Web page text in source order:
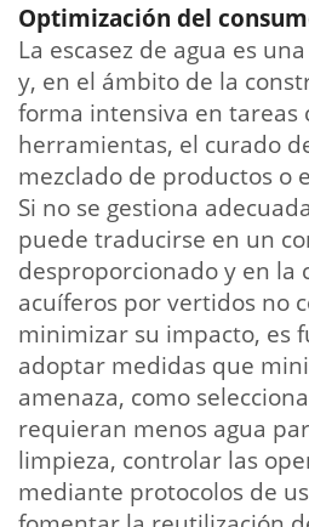
Optimización del
La escasez de agua es
y, en el ámbito de la
forma intensiva en tareas
herramientas, el curado
mezclado de productos o
Si no se gestiona
puede traducirse en un
desproporcionado y en la
acuíferos por vertidos no
minimizar su impacto, es
adoptar medidas que
amenaza, como
requieran menos agua
limpieza, controlar las
mediante protocolos de